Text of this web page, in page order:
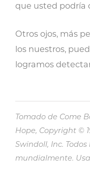
que usted podría
Otros ojos, más
los nuestros,
logramos
Tomado de Come
Hope, Copyright ©
Swindoll, Inc.
mundialmente.